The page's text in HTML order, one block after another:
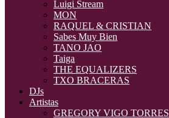
Luigi Stream
MON
RAQUEL & CRISTIAN
Sabes Muy Bien
TANO JAO
Taiga
THE EQUALIZERS
TXO BRACERAS
DJs
Artistas
GREGORY VIGO TORRES